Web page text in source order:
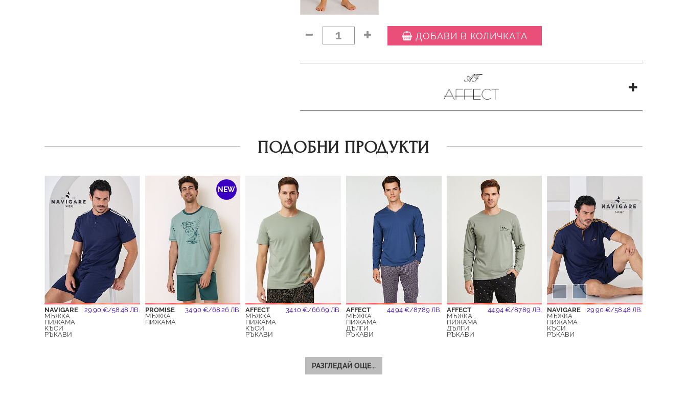
1 ДОБАВИ В КОЛИЧКАТА
ПОДОБНИ ПРОДУКТИ
NAVIGARE
29.90 €/58.48 ЛВ.
МЪЖКА
ПИЖАМА
КЪСИ
РЪКАВИ
NEW
PROMISE
34.90 €/68.26 ЛВ.
МЪЖКА
ПИЖАМА
AFFECT
34.10 €/66.69 ЛВ.
МЪЖКА
ПИЖАМА
КЪСИ
РЪКАВИ
AFFECT
44.94 €/87.89 ЛВ.
МЪЖКА
ПИЖАМА
ДЪЛГИ
РЪКАВИ
AFFECT
44.94 €/87.89 ЛВ.
МЪЖКА
ПИЖАМА
ДЪЛГИ
РЪКАВИ
NAVIGARE
29.90 €/58.48 ЛВ.
МЪЖКА
ПИЖАМА
КЪСИ
РЪКАВИ
РАЗГЛЕДАЙ ОЩЕ...